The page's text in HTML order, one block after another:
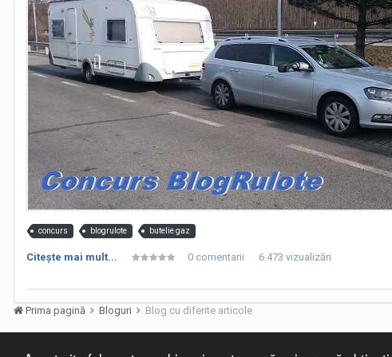
Raspunsul meu:
- mai ai bere? I-a si bea, ca pentru bere ai plecat de acasa.
L-am lasat sa faca deplasarea impreuna cu cel din Caracal (poate
plecasem de acasa.
Concluzia, aceasta persoana nu va mai face nicio deplasare cu mine,
este cea care isi pune amprenta pe astfel de caractere.
Adaug 2 imagini facute din mers, pe o autostrada, in Olanda, cu aceasta
concurs blogrulote butelie gaz
Citeşte mai mult... 0 comentarii 6.473 vizualizări
Prima pagină Bloguri Blog cu diferite articole